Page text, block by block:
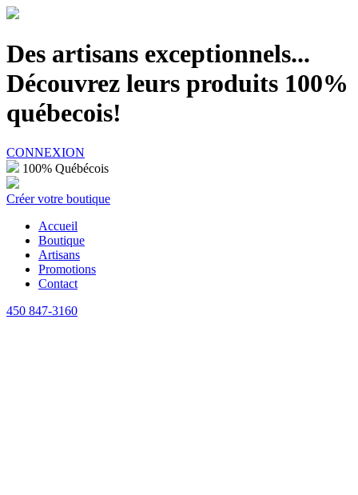
Des artisans exceptionnels...
Découvrez leurs produits 100%
québecois!
CONNEXION
100% Québécois
Créer votre boutique
Accueil
Boutique
Artisans
Promotions
Contact
450 847-3160